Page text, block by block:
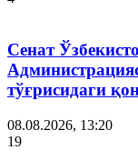
Сенат
тўғрисидаги
08.08.2026, 13:20
19